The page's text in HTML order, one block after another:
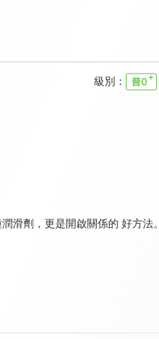
全 52 集
級別：
滑劑，更是開啟關係的 好方法。